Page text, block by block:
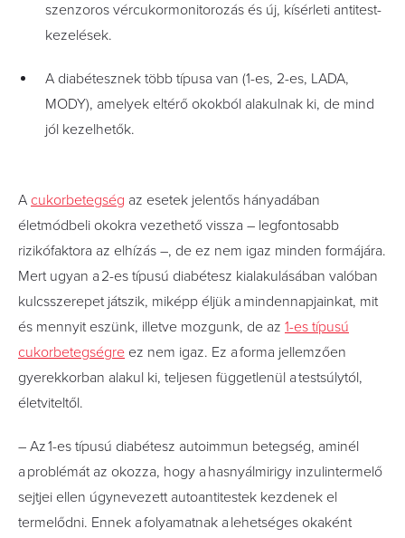
szenzoros vércukormonitorozás és új, kísérleti antitest-
kezelések.
A diabétesznek több típusa van (1-es, 2-es, LADA,
MODY), amelyek eltérő okokból alakulnak ki, de mind
jól kezelhetők.
A cukorbetegség az esetek jelentős hányadában
életmódbeli okokra vezethető vissza – legfontosabb
rizikófaktora az elhízás –, de ez nem igaz minden formájára.
Mert ugyan a 2-es típusú diabétesz kialakulásában valóban
kulcsszerepet játszik, miképp éljük a mindennapjainkat, mit
és mennyit eszünk, illetve mozgunk, de az 1-es típusú
cukorbetegségre ez nem igaz. Ez a forma jellemzően
gyerekkorban alakul ki, teljesen függetlenül a testsúlytól,
életviteltől.
– Az 1-es típusú diabétesz auto­immun betegség, aminél
a problémát az okozza, hogy a hasnyálmirigy inzulintermelő
sejtjei ellen úgynevezett autoantitestek kezdenek el
termelődni. Ennek a folyamatnak a lehetséges okaként